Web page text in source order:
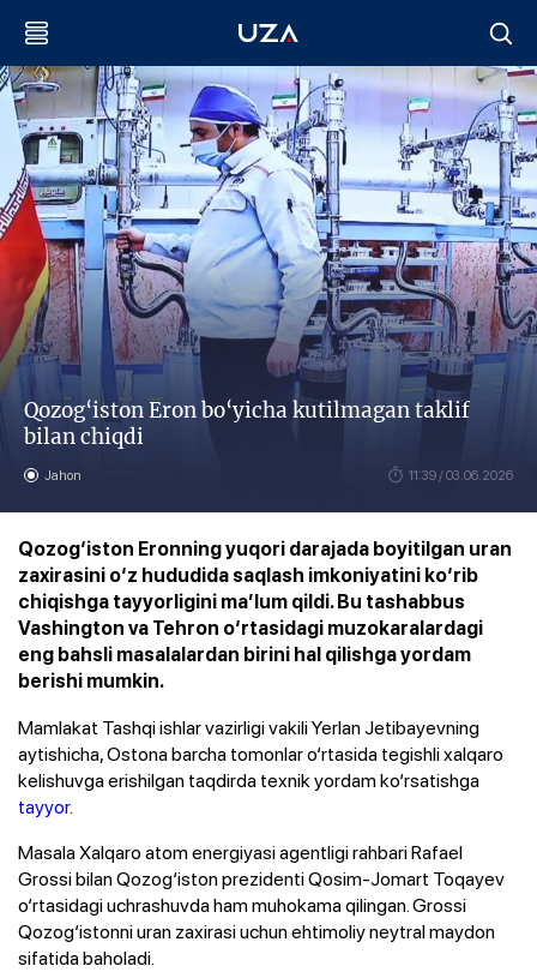
Qozog‘iston Eron bo‘yicha kutilmagan taklif
bilan chiqdi
Jahon 11:39 / 03.06.2026
Qozog‘iston Eronning yuqori darajada boyitilgan uran
zaxirasini o‘z hududida saqlash imkoniyatini ko‘rib
chiqishga tayyorligini ma’lum qildi. Bu tashabbus
Vashington va Tehron o‘rtasidagi muzokaralardagi
eng bahsli masalalardan birini hal qilishga yordam
berishi mumkin.
Mamlakat Tashqi ishlar vazirligi vakili Yerlan Jetibayevning
aytishicha, Ostona barcha tomonlar o‘rtasida tegishli xalqaro
kelishuvga erishilgan taqdirda texnik yordam ko‘rsatishga
tayyor.
Masala Xalqaro atom energiyasi agentligi rahbari Rafael
Grossi bilan Qozog‘iston prezidenti Qosim-Jomart Toqayev
o‘rtasidagi uchrashuvda ham muhokama qilingan. Grossi
Qozog‘istonni uran zaxirasi uchun ehtimoliy neytral maydon
sifatida baholadi.